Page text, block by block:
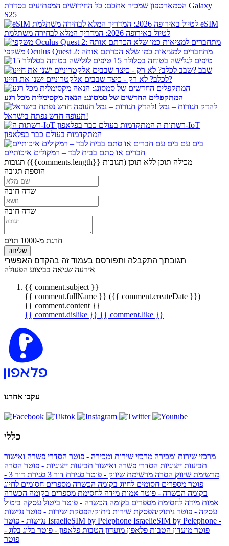
הסמארטפון שמכיר אתכם: כל החידושים המפתיעים בסדרת Galaxy
S25
eSIM
לטיול באירופה 2026: המדריך המלא לבחירה משתלמת
משקפי Oculus Quest 2: מתחברים למציאות כמו שלא הכרתם אותה
15 טיפים לגלישה בטוחה בסלולר
שבב
לכלב? לא רק - כיצד שבבים אלקטרוניים ישנו את חיינו?
המתקפלים החדשים של סמסונג: הנאה מקסימלית מכל רגע
להדק חגורות – נמל
תעופה חדש נפתח בישראל!
רשתות ה-IoT
המתקדמות בעולם כבר בפלאפון
בים עם
חברים או סתם בבית לבד – רמקולים איכותיים
תגובות
({{comments.length}} תגובות) מכילה תוכן ללא תוכן
הוספת תגובה
שדה חובה
שדה חובה
חרגת מ-1000 תוים
שליחה
תגובתך התקבלה ותפורסם בעמוד זה בהקדם האפשרי
אירעה שגיאה בביצוע הפעולה
{{ comment.subject }}
{{ comment.fullName }} ({{ comment.createDate }})
{{ comment.content }}
{{ comment.dislike }} {{ comment.like }}
עקבו אחרנו
כללי
מרכזי שירות ומכירה מרכזי שירות ומכירה - פוטר הסדרי פשרה ואישור
תביעות ייצוגיות הסדרי פשרה ואישור תביעות ייצוגיות - פוטר הסרה
מרשימת שיווק הסרה מרשימת שיווק - פוטר סגירת דור 3
סגירת דור 3 -
פוטר מספרים חסומים לחיוג בקומה הכשרה מספרים חסומים לחיוג
בקומה הכשרה - פוטר אמות מידה לחסימת מספרים בקומה הכשרה
אמות מידה לחסימת מספרים בקומה הכשרה - פוטר ביטול עסקה ביטול
עסקה - פוטר ניתוק/הפסקת שירות ניתוק/הפסקת שירות - פוטר נגישות
IsraelieSIM by Pelephone IsraelieSIM by Pelephone -
פוטר מועדון הטבות פלאפון מועדון הטבות פלאפון - פוטר בלוג בלוג -
פוטר